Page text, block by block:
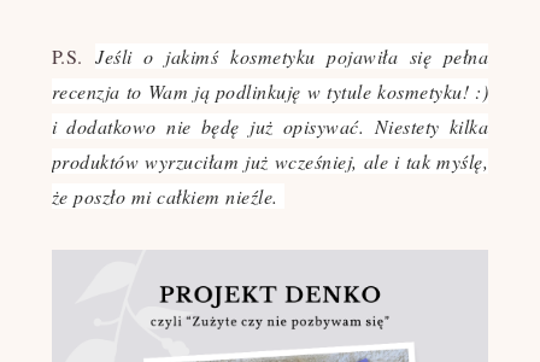
P.S.Jeśli o jakimś kosmetyku pojawiła się pełna
recenzja to Wam ją podlinkuję w tytule kosmetyku! :)
i dodatkowo nie będę już opisywać. Niestety kilka
produktów wyrzuciłam już wcześniej, ale i tak myślę,
że poszło mi całkiem nieźle.